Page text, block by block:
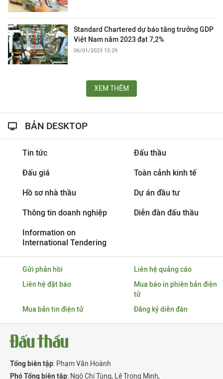
Standard Chartered dự báo tăng trưởng GDP
Việt Nam năm 2023 đạt 7,2%
06/01/2023 15:29
XEM THÊM
BẢN DESKTOP
Tin tức Đấu thầu
Đấu giá Toàn cảnh kinh tế
Hồ sơ nhà thầu Dự án đầu tư
Thông tin doanh nghiệp Diễn đàn đấu thầu
Information on
International Tendering
Gửi phản hồi
Liên hệ quảng cáo
Liên hệ đặt báo
Mua báo in phiên bản điện
tử
Mua bản tin điện tử
Đăng ký diễn đàn
Tổng biên tập: Phạm Văn Hoành
Phó Tổng biên tập: Ngô Chí Tùng, Lê Trọng Minh,